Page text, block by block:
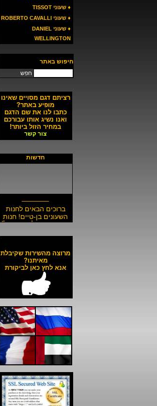
♦ שעוני TISSOT
♦ שעוני ROBERTO CAVALLI
♦ שעוני DANIEL
WELLINGTON
חיפוש באתר
חפש
רציתם דגם מסויים שאינו
מופיע באתר?
כתבו לנו את שם הדגם
ואנו נשיג אותו עבורכם
במחיר הזול ביותר!
צור קשר
חדשות
_______
ברוכים הבאים לחנות
השעונים בן-טיים! חנות
השעונים הזולה בישראל!
באתר ולכל חלקי הארץ!
__________________
כל השעונים באתר עד 6
תשלומים ללא ריבית!
__________________
האתר מאובטח בהצפנת
SSL מתקדמת
מרוצה מהשירות שקיבלת
מאיתנו?
אנא לחץ כאן לביקורת